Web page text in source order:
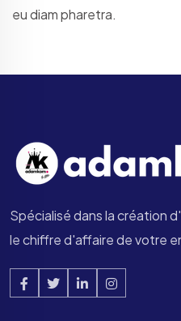
eu diam pharetra.
Spécialisé dans la création
le chiffre d'affaire de votre